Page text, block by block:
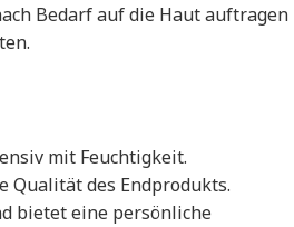
Bedarf auf die Haut auftragen
mit Feuchtigkeit.
des Endprodukts.
bietet eine persönliche